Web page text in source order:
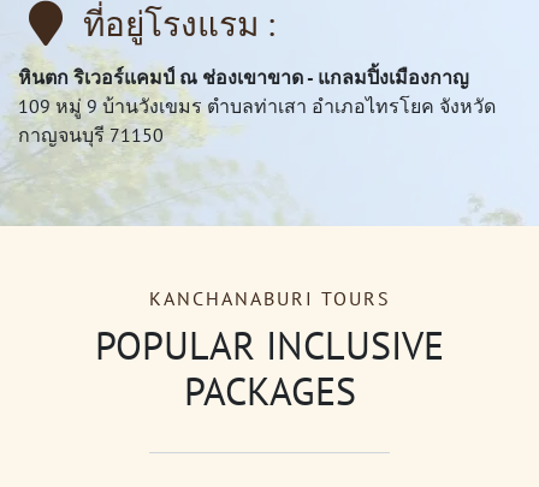
ที่อยู่โรงแรม :
หินตก ริเวอร์แคมป์ ณ ช่องเขาขาด - แกลมปิ้งเมืองกาญ
109 หมู่ 9 บ้านวังเขมร ตำบลท่าเสา อำเภอไทรโยค จังหวัด
กาญจนบุรี 71150
KANCHANABURI TOURS
POPULAR INCLUSIVE
PACKAGES